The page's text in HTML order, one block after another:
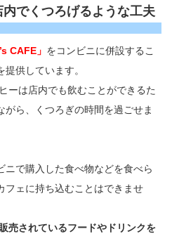
でくつろげるような工夫
CAFE」 をコンビニに併設するこ
供しています。
ーは店内でも飲むことができるた
ら、くつろぎの時間を過ごせま
ニで購入した食べ物などを食べら
フェに持ち込むことはできませ
売されているフードやドリンクを